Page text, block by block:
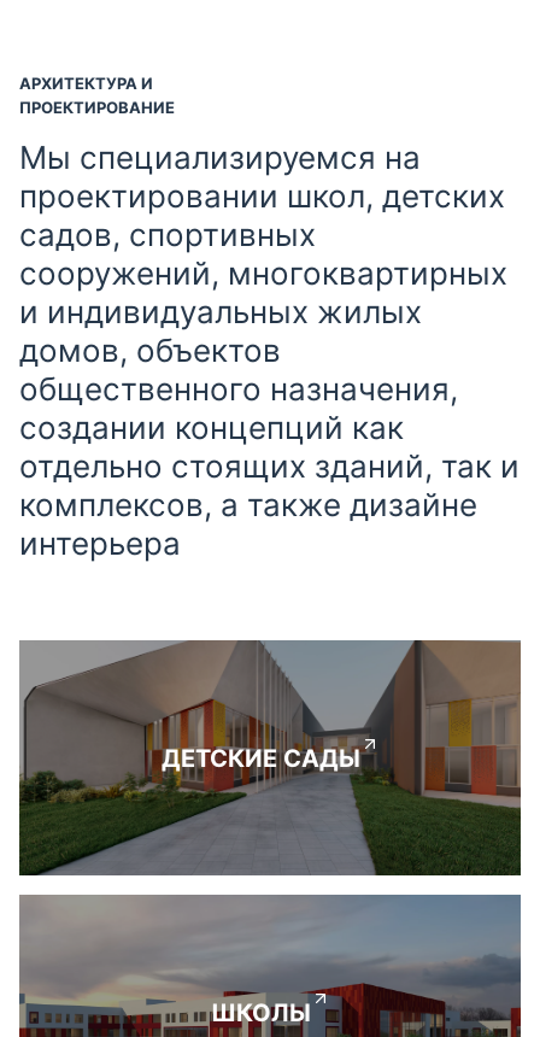
АРХИТЕКТУРА И
ПРОЕКТИРОВАНИЕ
Мы специализируемся на
проектировании школ, детских
садов, спортивных
сооружений, многоквартирных
и индивидуальных жилых
домов, объектов
общественного назначения,
создании концепций как
отдельно стоящих зданий, так и
комплексов, а также дизайне
интерьера
ДЕТСКИЕ САДЫ
ШКОЛЫ